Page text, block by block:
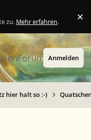
zu. Mehr erfahren. ×
Anmelden
hier halt so :-)